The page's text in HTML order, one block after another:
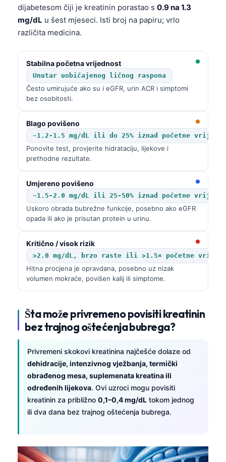
dijabetesom čiji je kreatinin porastao s 0.9 na 1.3
mg/dL u šest mjeseci. Isti broj na papiru; vrlo
različita medicina.
Stabilna početna vrijednost
Unutar uobičajenog ličnog raspona
Često umirujuće ako su i eGFR, urin ACR i simptomi
bez osobitosti.
Blago povišeno
~1.2-1.5 mg/dL ili do 25% iznad početne
Ponovite test, provjerite hidrataciju, lijekove i
prethodne rezultate.
Umjereno povišeno
~1.5-2.0 mg/dL ili 25-50% iznad početne
Uskoro obrada bubrežne funkcije, posebno ako eGFR
opada ili ako je prisutan protein u urinu.
Kritično / visok rizik
>2.0 mg/dL, brzo raste ili >1.5× početne
Hitna procjena je opravdana, posebno uz nizak
volumen mokraće, povišen kalij ili simptome.
Šta može privremeno povisiti kreatinin
bez trajnog oštećenja bubrega?
Privremeni skokovi kreatinina najčešće dolaze od
dehidracije, intenzivnog vježbanja, termički
obrađenog mesa, suplemenata kreatina ili
određenih lijekova. Ovi uzroci mogu povisiti
kreatinin za približno 0,1–0,4 mg/dL tokom jednog
ili dva dana bez trajnog oštećenja bubrega.